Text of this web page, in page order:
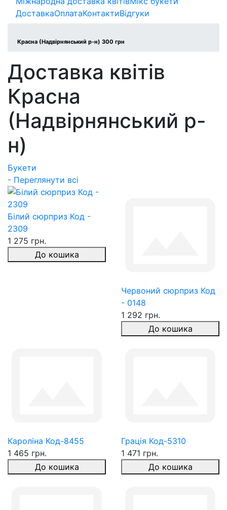
ДоставкаОплатаКонтактиВідгуки
Красна (Надвірнянський р-н) 300 грн
Доставка квітів
Красна
(Надвірнянський р-
н)
Букети
- Переглянути всі
Білий сюрприз Код -
2309
1 275 грн.
До кошика
Червоний сюрприз Код
- 0148
1 292 грн.
До кошика
Кароліна Код-8455
1 465 грн.
До кошика
Грація Код-5310
1 471 грн.
До кошика